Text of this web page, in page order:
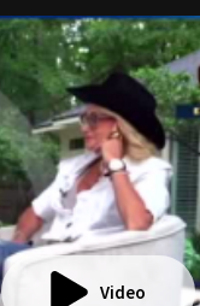
Video